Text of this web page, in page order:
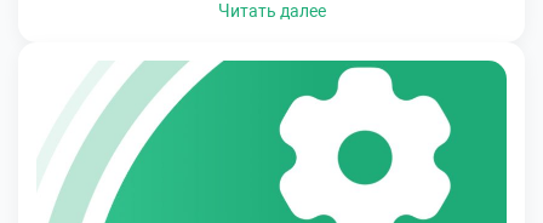
устройства и устраняют сбои, но и оптимизируют их
производительности. Это требует глубоких знаний как в
области электроники, так и в сфере программирования.
Для будущих студентов выбор этой […]
Читать далее